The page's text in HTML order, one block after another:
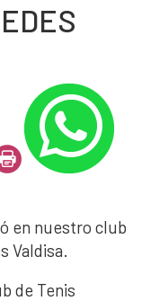
en nuestro club
Valdisa.
de Tenis